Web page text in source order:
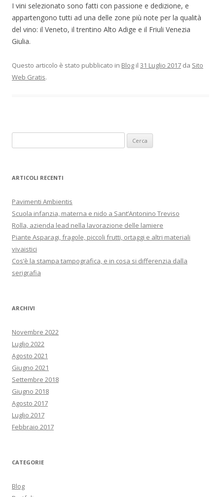
I vini selezionato sono fatti con passione e dedizione, e
appartengono tutti ad una delle zone più note per la qualità
del vino: il Veneto, il trentino Alto Adige e il Friuli Venezia
Giulia.
Questo articolo è stato pubblicato in Blog il 31 Luglio 2017 da Sito
Web Gratis.
i
ARTICOLI RECENTI
Pavimenti Ambientis
Scuola infanzia, materna e nido a Sant’Antonino Treviso
Rolla, azienda lead nella lavorazione delle lamiere
Piante Asparagi, fragole, piccoli frutti, ortaggi e altri materiali
vivaistici
Cos’è la stampa tampografica, e in cosa si differenzia dalla
serigrafia
ARCHIVI
Novembre 2022
Luglio 2022
Agosto 2021
Giugno 2021
Settembre 2018
Giugno 2018
Agosto 2017
Luglio 2017
Febbraio 2017
CATEGORIE
Blog